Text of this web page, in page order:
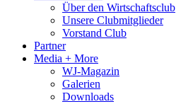
Über den Wirtschaftsclub
Unsere Clubmitglieder
Vorstand Club
Partner
Media + More
WJ-Magazin
Galerien
Downloads